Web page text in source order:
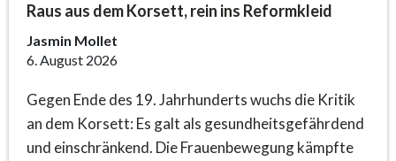
Raus aus dem Korsett, rein ins Reformkleid
Jasmin Mollet
6. August 2026
Gegen Ende des 19. Jahrhunderts wuchs die Kritik
an dem Korsett: Es galt als gesundheitsgefährdend
und einschränkend. Die Frauenbewegung kämpfte